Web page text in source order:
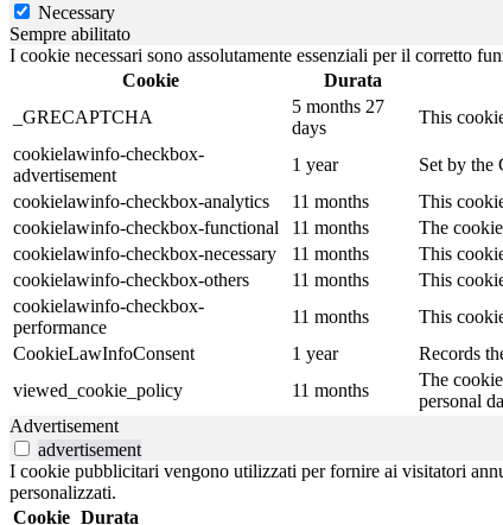
Necessary
Sempre abilitato
I cookie necessari sono assolutamente essenziali per il corretto
Cookie
Durata
_GRECAPTCHA
5 months 27
days
This
cookielawinfo-checkbox-
advertisement
1 year
Set by the
cookielawinfo-checkbox-analytics
11 months
This
cookielawinfo-checkbox-functional
11 months
The
cookielawinfo-checkbox-necessary
11 months
This
cookielawinfo-checkbox-others
11 months
This
cookielawinfo-checkbox-
performance
11 months
This
CookieLawInfoConsent
1 year
Records
viewed_cookie_policy
11 months
The
personal
Advertisement
advertisement
I cookie pubblicitari vengono utilizzati per fornire ai visitatori
personalizzati.
Cookie Durata